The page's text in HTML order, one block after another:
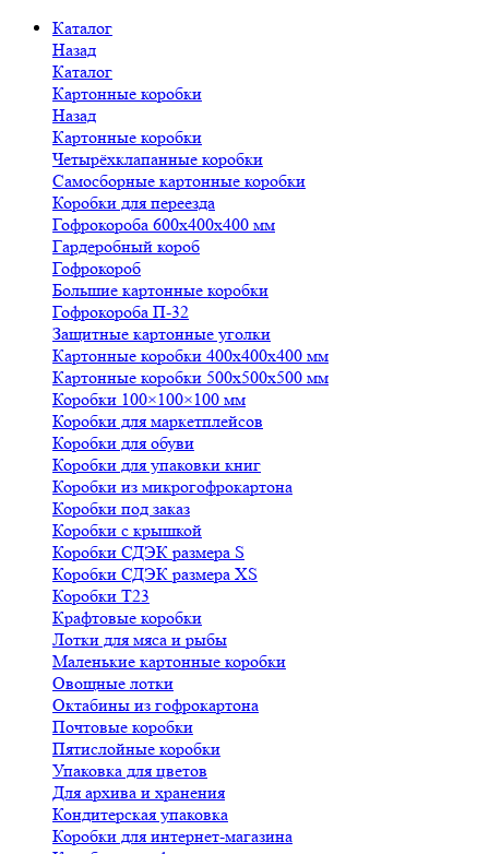
Каталог
Назад
Каталог
Картонные коробки
Назад
Картонные коробки
Четырёхклапанные коробки
Самосборные картонные коробки
Коробки для переезда
Гофрокороба 600х400х400 мм
Гардеробный короб
Гофрокороб
Большие картонные коробки
Гофрокороба П-32
Защитные картонные уголки
Картонные коробки 400х400х400 мм
Картонные коробки 500х500х500 мм
Коробки 100×100×100 мм
Коробки для маркетплейсов
Коробки для обуви
Коробки для упаковки книг
Коробки из микрогофрокартона
Коробки под заказ
Коробки с крышкой
Коробки СДЭК размера S
Коробки СДЭК размера XS
Коробки Т23
Крафтовые коробки
Лотки для мяса и рыбы
Маленькие картонные коробки
Овощные лотки
Октабины из гофрокартона
Почтовые коробки
Пятислойные коробки
Упаковка для цветов
Для архива и хранения
Кондитерская упаковка
Коробки для интернет-магазина